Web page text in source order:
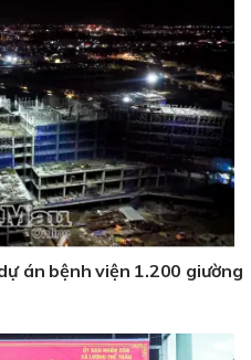
án bệnh viện 1.200 giường